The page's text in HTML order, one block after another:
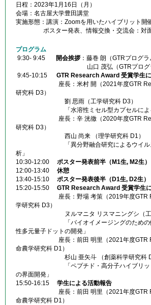
日程：2023年1月16日（月）
会場：名古屋大学豊田講堂
実施形態：講演：Zoomを用いたハイブリット開
ポスター発表、情報交換・交流会：対
プログラム
9:30- 9:45
開会挨拶 ：藤巻 朗（GTRプログラ
山口 茂弘（GTRプログラムコ
9:45-10:15 GTR Research Award 受賞学生
座長：米村 開（2021年度GTR
研究科 D3）
劉 思雨（工学研究科 D3）
「水溶性ミセル型カプセルによる積
座長：辛 洸徹（2020年度GTR
研究科 D3）
西山 尚来 （理学研究科 D1）
「異分野融合研究によるウイルス感
析」
10:30-12:00 ポスター発表前半（M1生, M2生）
12:00-13:40 休憩
13:40-15:10 ポスター発表後半（D1生, D2生）
15:20-15:50 GTR Research Award 受賞学生
座長：野場 考策（2019年度GTR
学研究科 D3）
ヌルマニタ リスマニングシ（工学
「バイオイメージングのための低毒
性多元量子ドットの開発」
座長：前田 明里（2021年度GTR
命農学研究科 D1）
杉山 亜矢斗 （創薬科学研究科
「ペプチド・高分子ハイブリッドに
の界面開発」
15:50-16:15 学生による活動報告
座長：前田 明里（2021年度GTR
命農学研究科 D1）